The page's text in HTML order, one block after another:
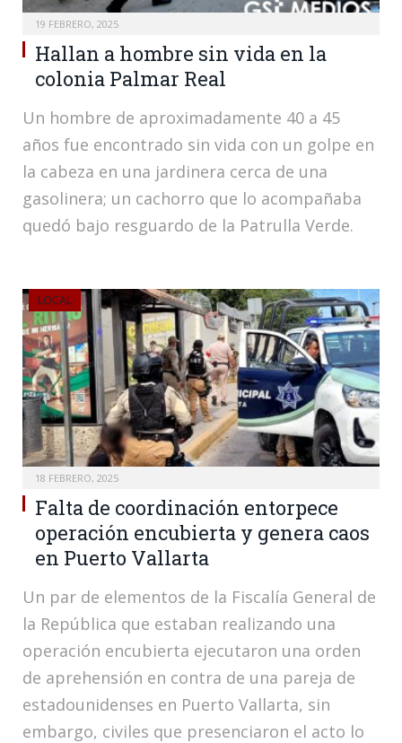
19 FEBRERO, 2025
Hallan a hombre sin vida en la
colonia Palmar Real
Un hombre de aproximadamente 40 a 45
años fue encontrado sin vida con un golpe en
la cabeza en una jardinera cerca de una
gasolinera; un cachorro que lo acompañaba
quedó bajo resguardo de la Patrulla Verde.
LOCAL
18 FEBRERO, 2025
Falta de coordinación entorpece
operación encubierta y genera caos
en Puerto Vallarta
Un par de elementos de la Fiscalía General de
la República que estaban realizando una
operación encubierta ejecutaron una orden
de aprehensión en contra de una pareja de
estadounidenses en Puerto Vallarta, sin
embargo, civiles que presenciaron el acto lo